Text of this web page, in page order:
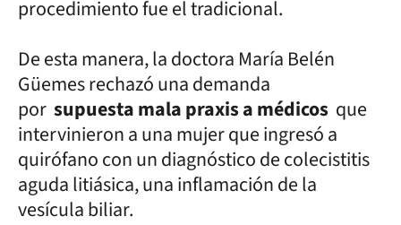
procedimiento fue el tradicional.
De esta manera, la doctora María Belén
Güemes rechazó una demanda
por supuesta mala praxis a médicos que
intervinieron a una mujer que ingresó a
quirófano con un diagnóstico de colecistitis
aguda litiásica, una inflamación de la
vesícula biliar.